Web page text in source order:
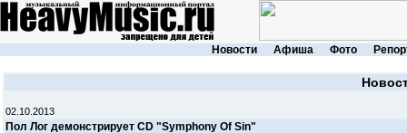
Новости Афиша Фото
02.10.2013
Пол Лог демонстрирует CD "Symphony Of Sin"